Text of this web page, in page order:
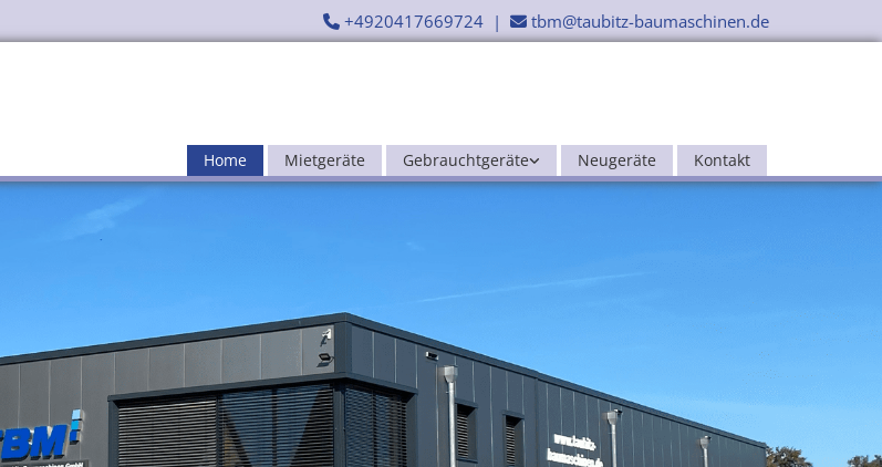
 +4920417669724 |  tbm@taubitz-baumaschinen.de
Home Mietgeräte Gebrauchtgeräte Neugeräte Kontakt